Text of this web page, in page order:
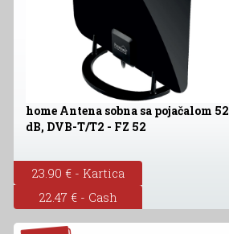
home Antena sobna sa pojačalom 52
dB, DVB-T/T2 - FZ 52
23.90 € - Kartica
22.47 € - Cash